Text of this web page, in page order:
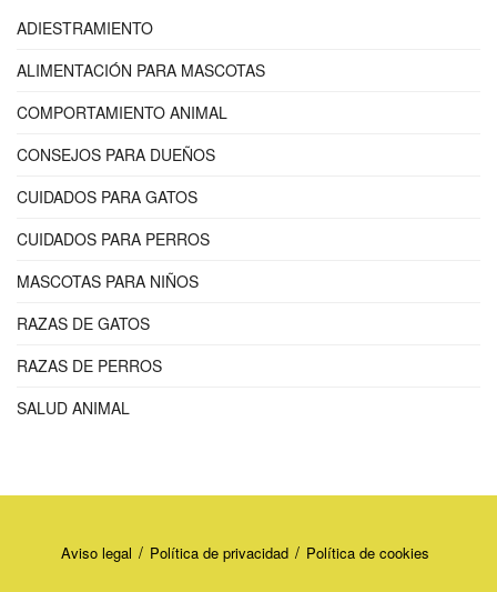
ADIESTRAMIENTO
ALIMENTACIÓN PARA MASCOTAS
COMPORTAMIENTO ANIMAL
CONSEJOS PARA DUEÑOS
CUIDADOS PARA GATOS
CUIDADOS PARA PERROS
MASCOTAS PARA NIÑOS
RAZAS DE GATOS
RAZAS DE PERROS
SALUD ANIMAL
Aviso legal Política de privacidad Política de cookies